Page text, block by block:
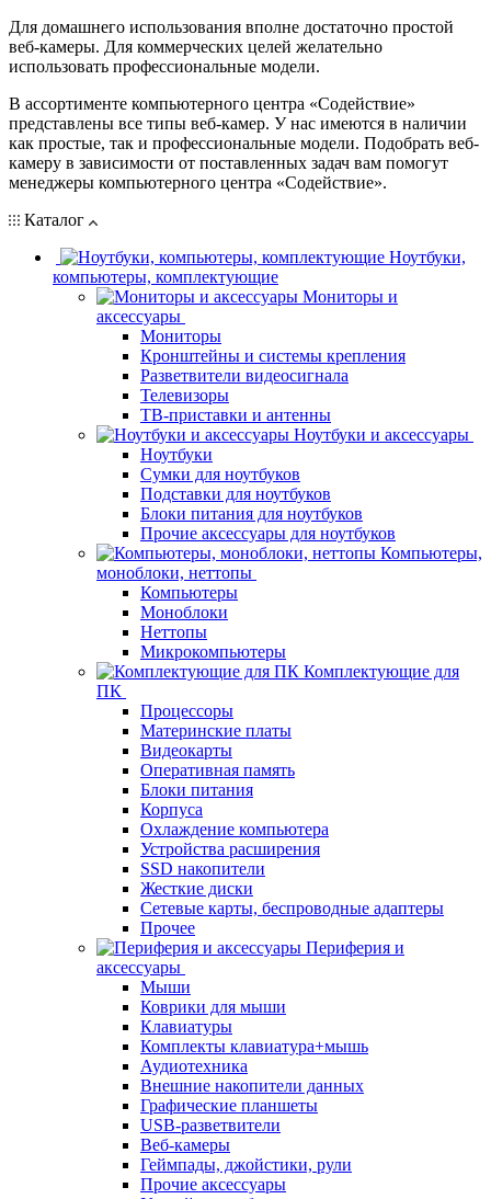
Для домашнего использования вполне достаточно простой
веб-камеры. Для коммерческих целей желательно
использовать профессиональные модели.
В ассортименте компьютерного центра «Содействие»
представлены все типы веб-камер. У нас имеются в наличии
как простые, так и профессиональные модели. Подобрать веб-
камеру в зависимости от поставленных задач вам помогут
менеджеры компьютерного центра «Содействие».
Каталог
Ноутбуки,
компьютеры, комплектующие
Мониторы и
аксессуары
Мониторы
Кронштейны и системы крепления
Разветвители видеосигнала
Телевизоры
ТВ-приставки и антенны
Ноутбуки и аксессуары
Ноутбуки
Сумки для ноутбуков
Подставки для ноутбуков
Блоки питания для ноутбуков
Прочие аксессуары для ноутбуков
Компьютеры,
моноблоки, неттопы
Компьютеры
Моноблоки
Неттопы
Микрокомпьютеры
Комплектующие для
ПК
Процессоры
Материнские платы
Видеокарты
Оперативная память
Блоки питания
Корпуса
Охлаждение компьютера
Устройства расширения
SSD накопители
Жесткие диски
Сетевые карты, беспроводные адаптеры
Прочее
Периферия и
аксессуары
Мыши
Коврики для мыши
Клавиатуры
Комплекты клавиатура+мышь
Аудиотехника
Внешние накопители данных
Графические планшеты
USB-разветвители
Веб-камеры
Геймпады, джойстики, рули
Прочие аксессуары